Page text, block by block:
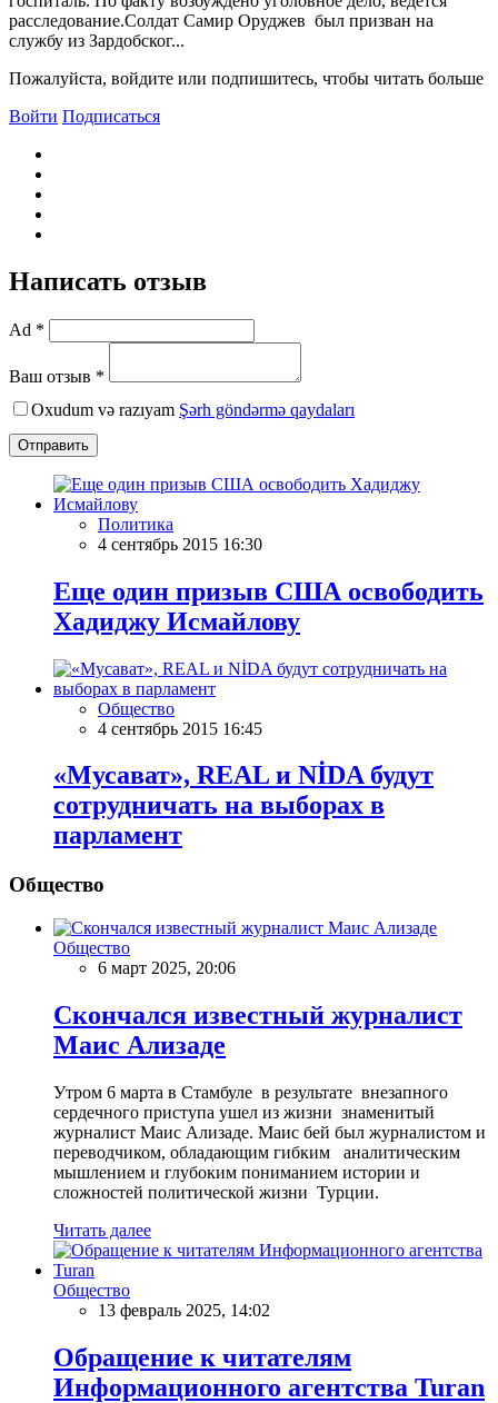
расследование.Солдат Самир Оруджев был призван на
службу из Зардобског...
Пожалуйста, войдите или подпишитесь, чтобы читать больше
Войти Подписаться
Написать отзыв
Ad *
Ваш отзыв *
Oxudum və razıyam Şərh göndərmə qaydaları
Отправить
Политика
4 сентябрь 2015 16:30
Еще один призыв США освободить
Хадиджу Исмайлову
Общество
4 сентябрь 2015 16:45
«Мусават», REAL и NİDA будут
сотрудничать на выборах в
парламент
Общество
Общество
6 март 2025, 20:06
Скончался известный журналист
Маис Ализаде
Утром 6 марта в Стамбуле в результате внезапного
сердечного приступа ушел из жизни знаменитый
журналист Маис Ализаде. Маис бей был журналистом и
переводчиком, обладающим гибким аналитическим
мышлением и глубоким пониманием истории и
сложностей политической жизни Турции.
Читать далее
Общество
13 февраль 2025, 14:02
Обращение к читателям
Информационного агентства Turan